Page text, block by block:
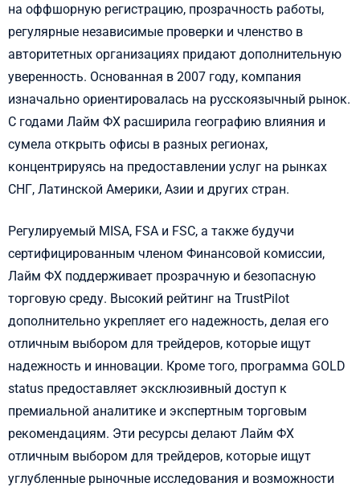
на оффшорную регистрацию, прозрачность работы,
регулярные независимые проверки и членство в
авторитетных организациях придают дополнительную
уверенность. Основанная в 2007 году, компания
изначально ориентировалась на русскоязычный рынок.
С годами Лайм ФХ расширила географию влияния и
сумела открыть офисы в разных регионах,
концентрируясь на предоставлении услуг на рынках
СНГ, Латинской Америки, Азии и других стран.
Регулируемый MISA, FSA и FSC, а также будучи
сертифицированным членом Финансовой комиссии,
Лайм ФХ поддерживает прозрачную и безопасную
торговую среду. Высокий рейтинг на TrustPilot
дополнительно укрепляет его надежность, делая его
отличным выбором для трейдеров, которые ищут
надежность и инновации. Кроме того, программа GOLD
status предоставляет эксклюзивный доступ к
премиальной аналитике и экспертным торговым
рекомендациям. Эти ресурсы делают Лайм ФХ
отличным выбором для трейдеров, которые ищут
углубленные рыночные исследования и возможности